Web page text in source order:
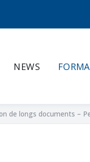
NEWS
de longs documents –